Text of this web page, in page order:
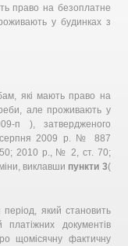
право на безоплатне
у будинках з
які мають право на
але проживають у
п ), затвердженого
серпня 2009 р. № 887
2010 р., № 2, ст. 70;
виклавши пункти 3(
який становить
документів
щомісячну фактичну